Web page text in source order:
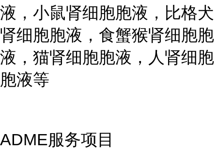
液，小鼠肾细胞胞液，比格犬
肾细胞胞液，食蟹猴肾细胞胞
液，猫肾细胞胞液，人肾细胞
胞液等
ADME服务项目